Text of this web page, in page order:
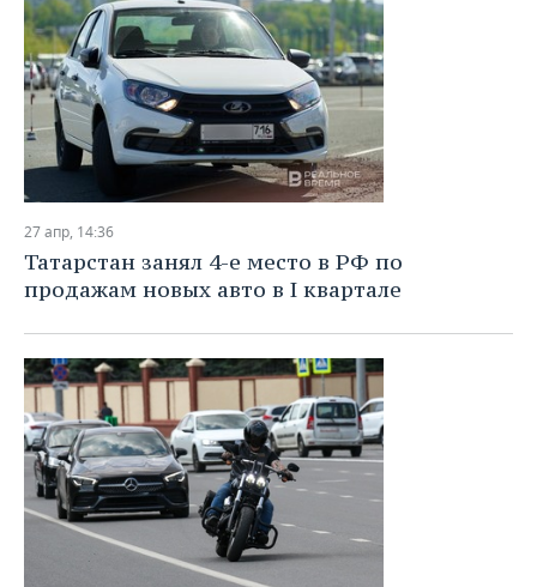
27 апр, 14:36
Татарстан занял 4-е место в РФ по
продажам новых авто в I квартале